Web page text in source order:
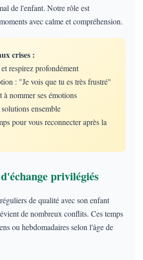
de l'enfant. Notre rôle est
avec calme et compréhension.
crises :
respirez profondément
: "Je vois que tu es très frustré"
nommer ses émotions
ensemble
pour vous reconnecter après la
privilégiés
de qualité avec son enfant
de nombreux conflits. Ces temps
ou hebdomadaires selon l'âge de